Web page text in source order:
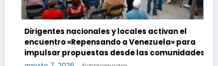
Dirigentes nacionales y locales activan el
encuentro «Repensando a Venezuela» para
impulsar propuestas desde las comunidades